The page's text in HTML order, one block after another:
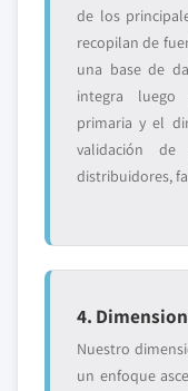
de los
recopilan de
una base de
integra luego
primaria y el
validación de
distribuidores,
4.
Nuestro
un enfoque